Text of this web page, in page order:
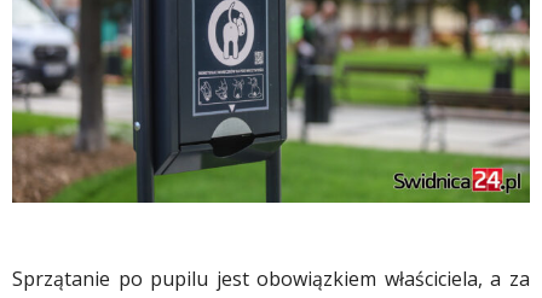
Sprzątanie po pupilu jest obowiązkiem właściciela, a za